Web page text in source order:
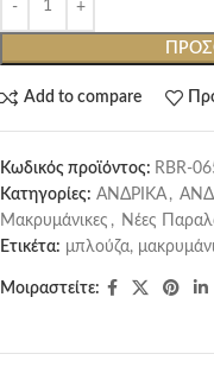
Add to compare
Κωδικός προϊόντος: RBR-
Κατηγορίες: ΑΝΔΡΙΚΑ ,
Μακρυμάνικες , Νέες
Ετικέτα: μπλούζα,
Μοιραστείτε: